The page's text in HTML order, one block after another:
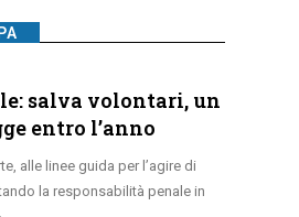
salva volontari, un
entro l’anno
alle linee guida per l’agire di
la responsabilità penale in